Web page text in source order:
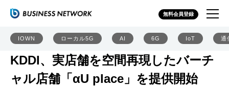
無料会員登録
IOWN ローカル5G AI 6G IoT 通
KDDI、実店舗を空間再現したバーチ
ャル店舗「αU place」を提供開始